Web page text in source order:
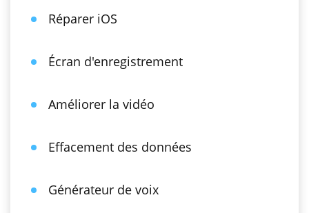
Réparer iOS
Écran d'enregistrement
Améliorer la vidéo
Effacement des données
Générateur de voix